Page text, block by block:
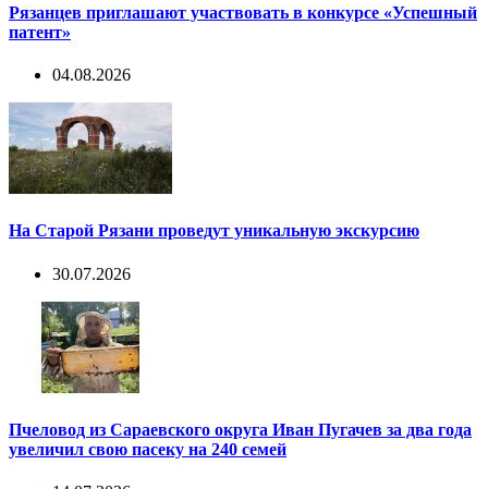
Рязанцев приглашают участвовать в конкурсе «Успешный
патент»
04.08.2026
На Старой Рязани проведут уникальную экскурсию
30.07.2026
Пчеловод из Сараевского округа Иван Пугачев за два года
увеличил свою пасеку на 240 семей